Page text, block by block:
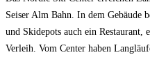
Seiser Alm Bahn. In dem Gebäude
und Skidepots auch ein
Verleih. Vom Center haben